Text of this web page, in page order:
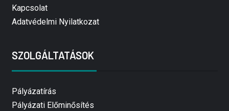
Kapcsolat
Adatvédelmi Nyilatkozat
SZOLGÁLTATÁSOK
Pályázatírás
Pályázati Előminősítés